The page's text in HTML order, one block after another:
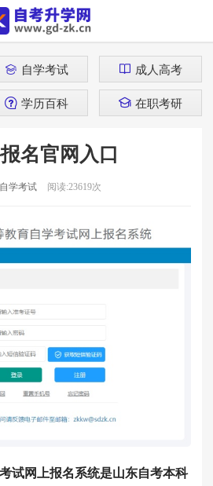
自学考试 成人高考
学历百科 在职考研
名官网入口
自学考试 阅读:23619次
试网上报名系统是山东自考本科